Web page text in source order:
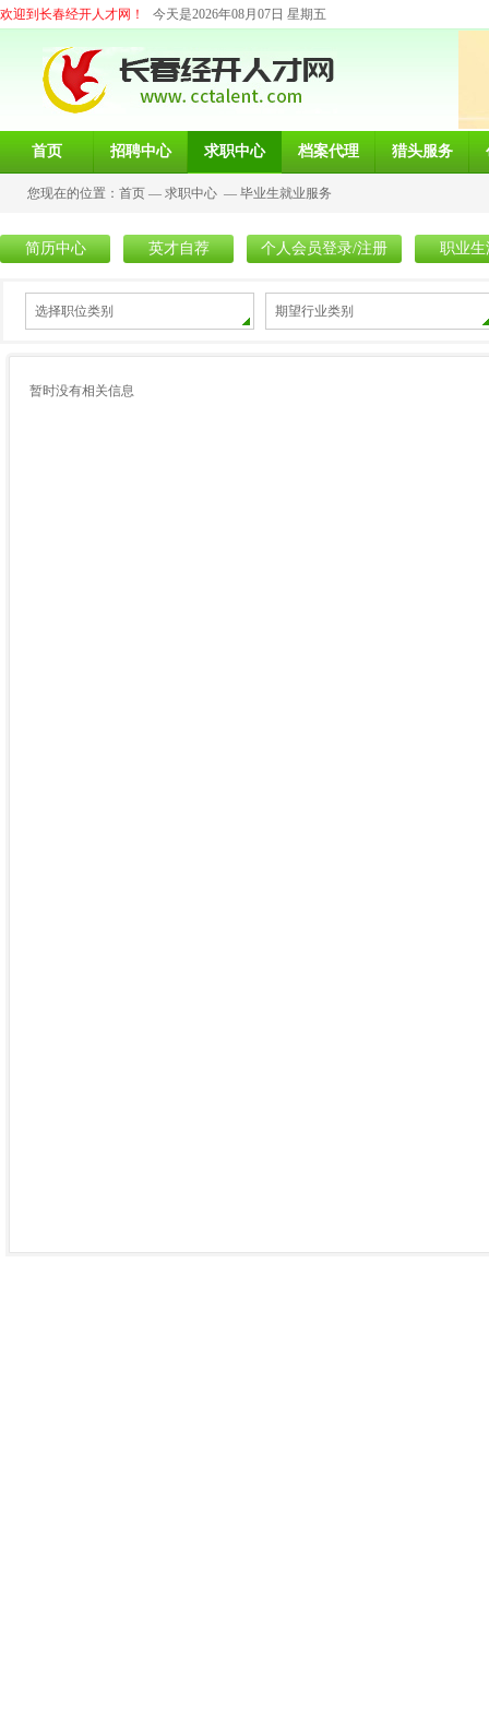
欢迎到长春经开人才网！ 今天是2026年08月07日 星期五
首页 招聘中心 求职中心 档案代理 猎头服务
您现在的位置： 首页 — 求职中心 — 毕业生就业服务
简历中心 英才自荐 个人会员登录/注册 职业生
选择职位类别 期望行业类别
暂时没有相关信息